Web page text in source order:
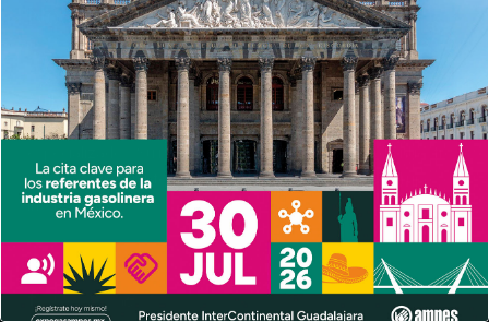
Nosotros
AMPES es una es una agrupación que conjunta a los
fabricantes y distribuidores en materia de equipo y tecnología
especializados. Su misión es ser aliada estratégica de nuestros
asociados mediante la generación de valor con otros grupos de
interés.